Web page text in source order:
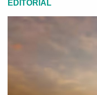
EDITORIAL